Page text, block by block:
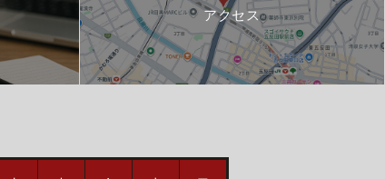
アクセス